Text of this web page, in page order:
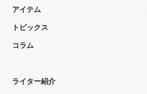
アイテム
トピックス
コラム
ライター紹介